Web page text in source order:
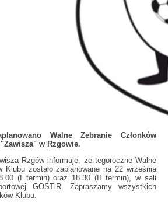
Walne Zebranie Członków
w Rzgowie.
Rzgów informuje, że tegoroczne Walne
Klubu zostało zaplanowane na 22 września
(I termin) oraz 18.30 (II termin), w sali
GOSTiR. Zapraszamy wszystkich
Klubu.